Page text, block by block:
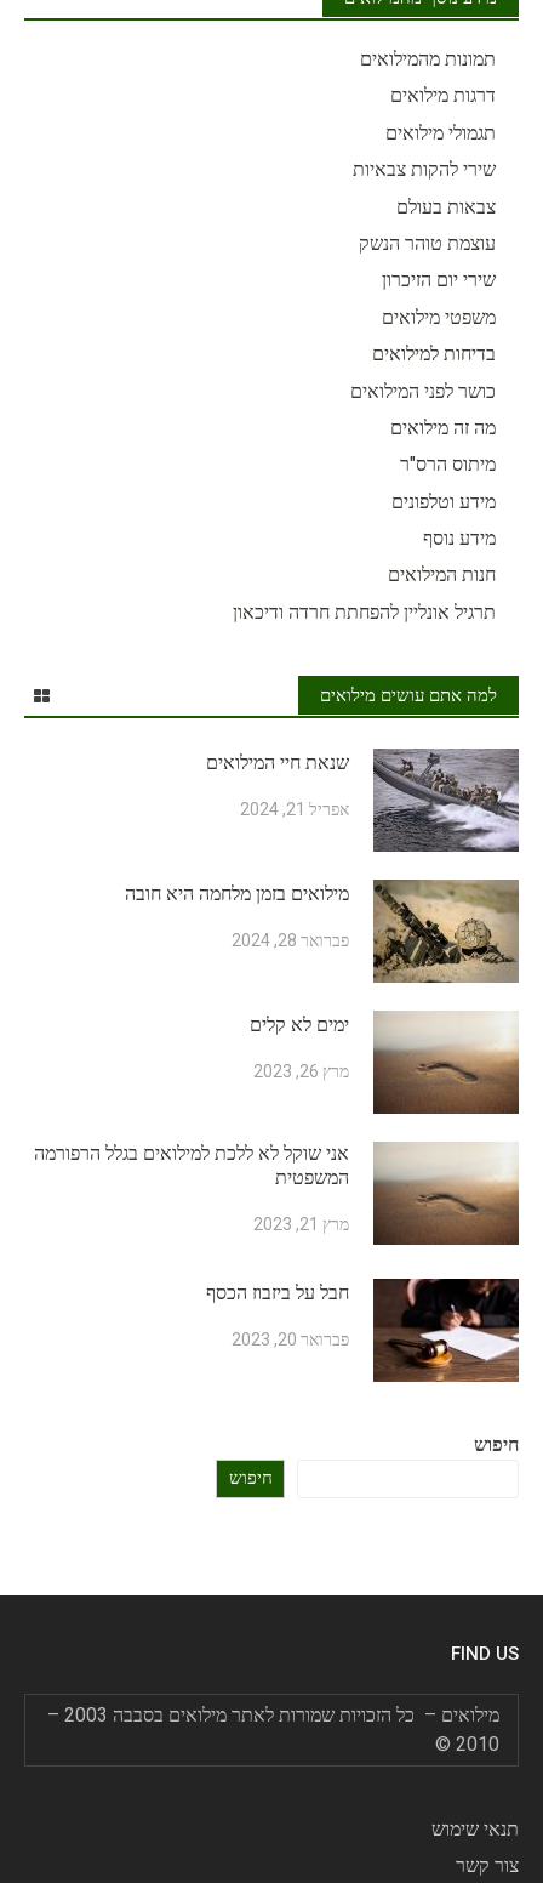
תמונות מהמילואים
דרגות מילואים
תגמולי מילואים
שירי להקות צבאיות
צבאות בעולם
עוצמת טוהר הנשק
שירי יום הזיכרון
משפטי מילואים
בדיחות למילואים
כושר לפני המילואים
מה זה מילואים
מיתוס הרס"ר
מידע וטלפונים
מידע נוסף
חנות המילואים
תרגיל אונליין להפחתת חרדה ודיכאון
למה אתם עושים מילואים
שנאת חיי המילואים
אפריל 21, 2024
מילואים בזמן מלחמה היא חובה
פברואר 28, 2024
ימים לא קלים
מרץ 26, 2023
אני שוקל לא ללכת למילואים בגלל הרפורמה
המשפטית
מרץ 21, 2023
חבל על ביזבוז הכסף
פברואר 20, 2023
חיפוש
חיפוש
FIND US
מילואים – כל הזכויות שמורות לאתר מילואים בסבבה 2003 –
2010 ©
תנאי שימוש
צור קשר